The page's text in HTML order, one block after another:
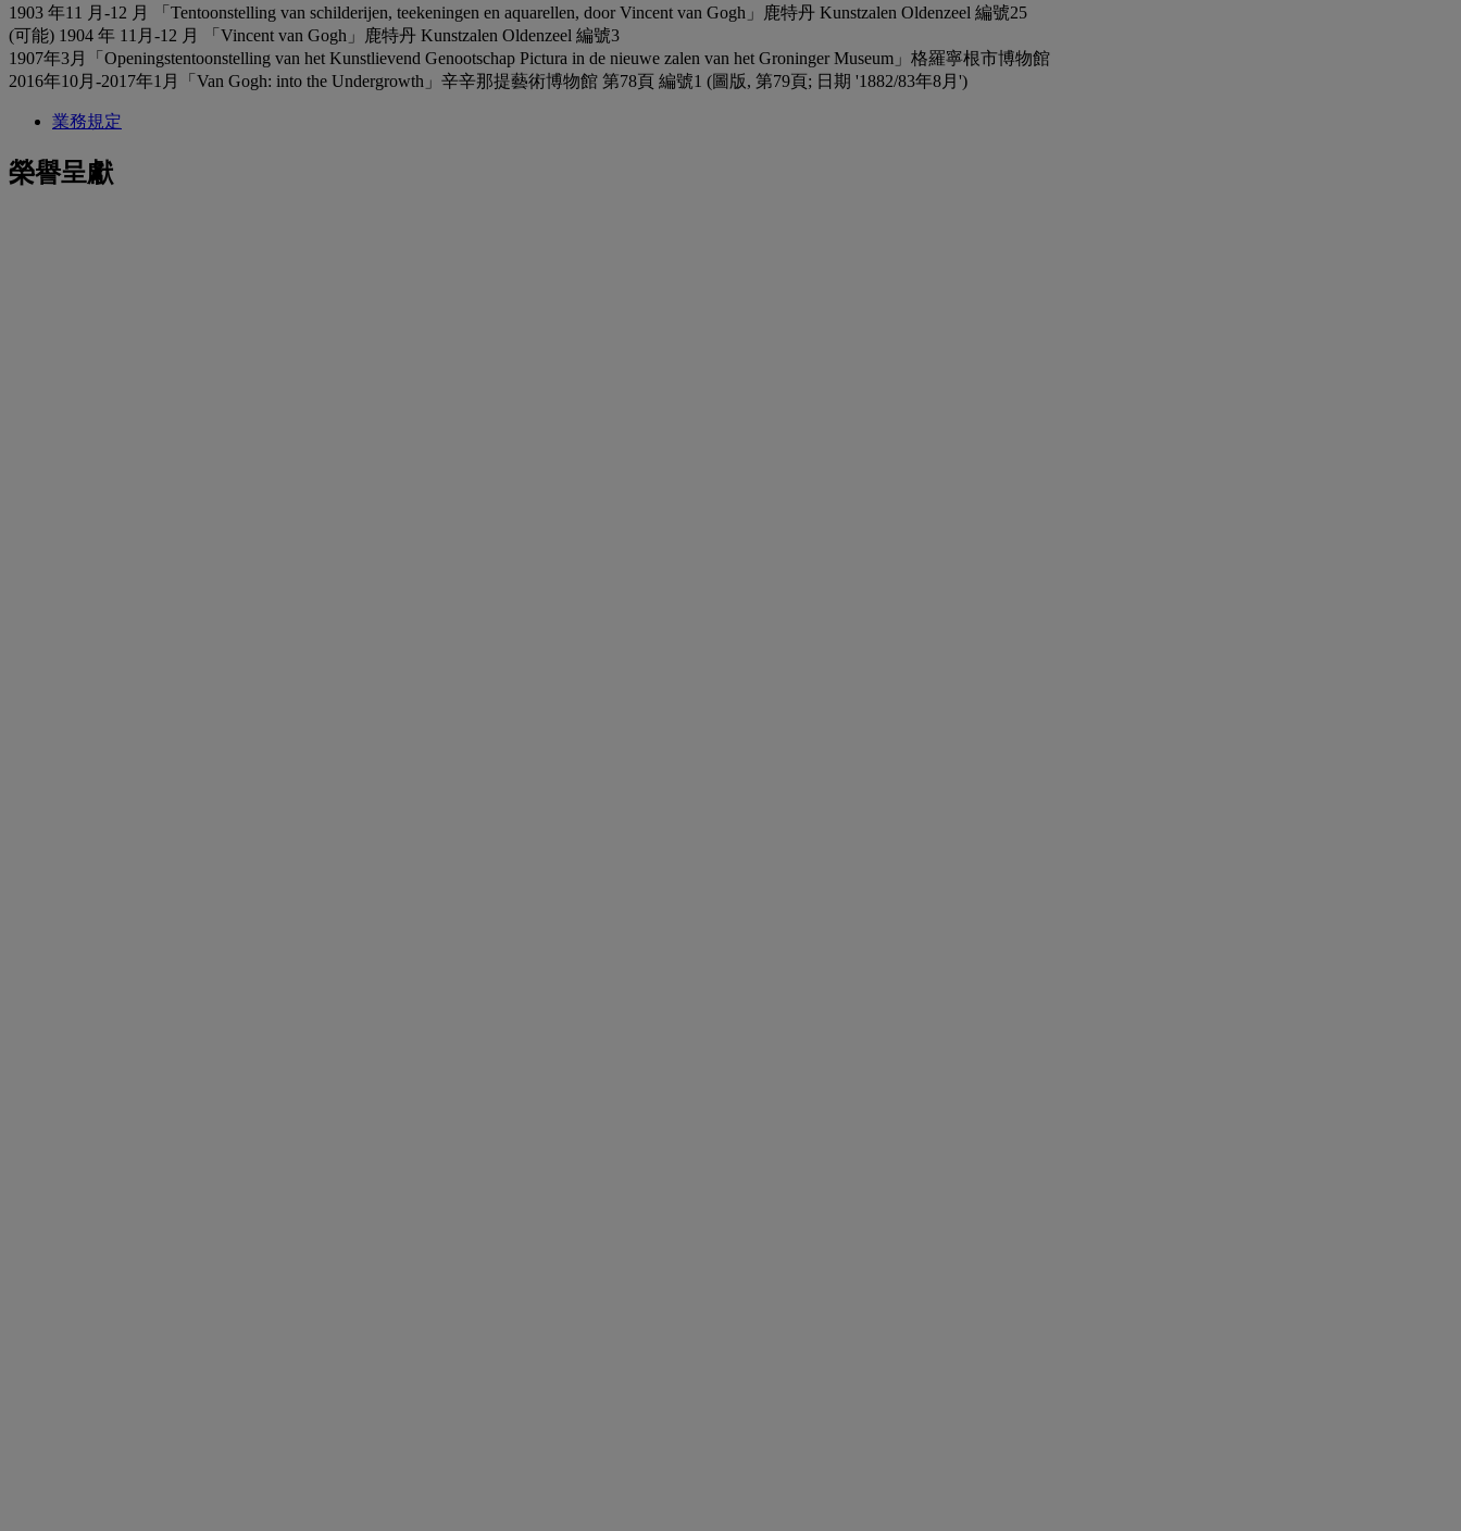
1903 年11 月-12 月 「Tentoonstelling van schilderijen, teekeningen en aquarellen, door Vincent van Gogh」鹿特丹 Kunstzalen Oldenzeel 編號25
(可能) 1904 年 11月-12 月 「Vincent van Gogh」鹿特丹 Kunstzalen Oldenzeel 編號3
1907年3月「Openingstentoonstelling van het Kunstlievend Genootschap Pictura in de nieuwe zalen van het Groninger Museum」格羅寧根市博物館
2016年10月-2017年1月「Van Gogh: into the Undergrowth」辛辛那提藝術博物館 第78頁 編號1 (圖版, 第79頁; 日期 '1882/83年8月')
業務規定
榮譽呈獻